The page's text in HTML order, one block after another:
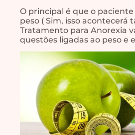
O principal é que o
peso ( Sim, isso
Tratamento para Anorexia
questões ligadas ao peso e